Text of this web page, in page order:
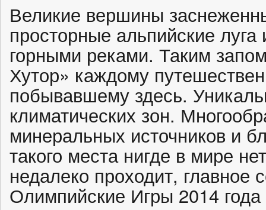
Великие вершины
просторные альпийские
горными реками. Таким
Хутор» каждому
побывавшему здесь.
климатических зон.
минеральных источников и
такого места нигде в мире
недалеко проходит, главное
Олимпийские Игры 2014